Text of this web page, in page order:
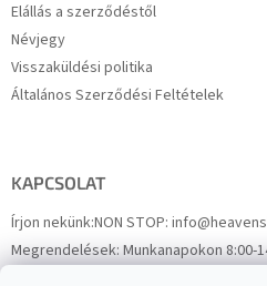
Elállás a szerződéstől
Névjegy
Visszaküldési politika
Általános Szerződési Feltételek
KAPCSOLAT
Írjon nekünk:NON STOP:
Megrendelések:Munkanapokon 8:00-